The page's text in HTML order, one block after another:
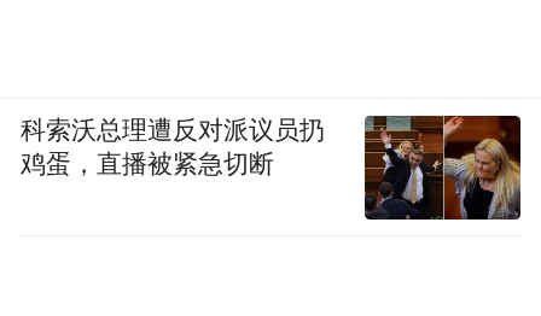
科索沃总理遭反对派议员扔
鸡蛋，直播被紧急切断